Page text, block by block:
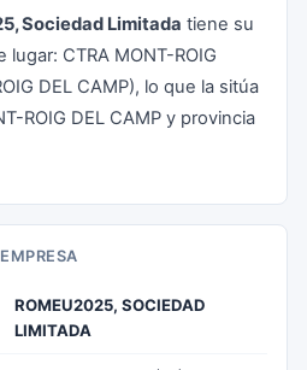
Sociedad Limitada tiene su
CTRA MONT-ROIG
DEL CAMP), lo que la sitúa
ROIG DEL CAMP y provincia
ROMEU2025, SOCIEDAD
LIMITADA